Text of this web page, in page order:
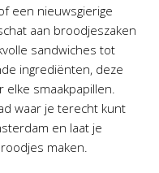
een nieuwsgierige
aan broodjeszaken
sandwiches tot
ingrediënten, deze
smaakpapillen.
waar je terecht kunt
en laat je
maken.